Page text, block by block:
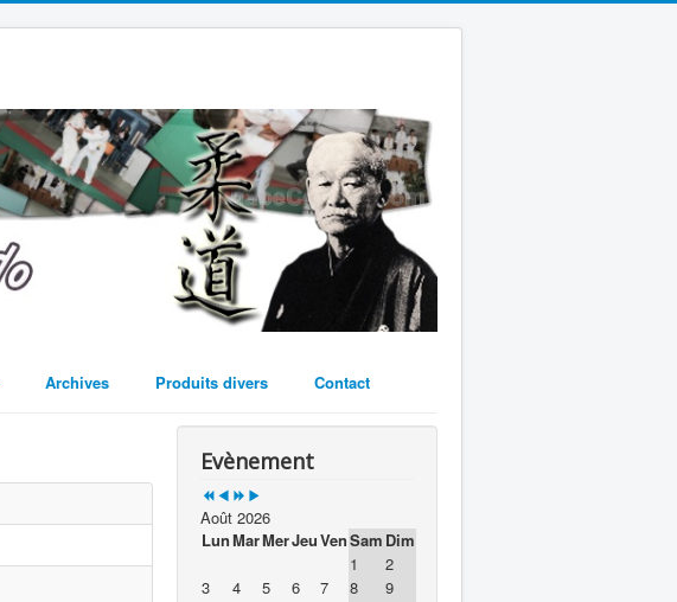
Archives Produits divers Contact
Evènement
Août 2026
LunMarMerJeuVenSam Dim
1
2
3
4 5 6 7 8
9